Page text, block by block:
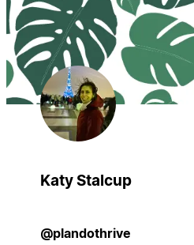
Katy Stalcup
@plandothrive